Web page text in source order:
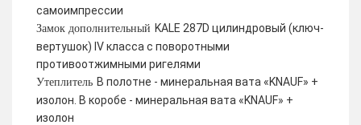
самоимпрессии
Замок дополнительный KALE 287D цилиндровый (ключ-
вертушок) IV класса с поворотными
противоотжимными ригелями
Утеплитель В полотне - минеральная вата «KNAUF» +
изолон. В коробе - минеральная вата «KNAUF» +
изолон